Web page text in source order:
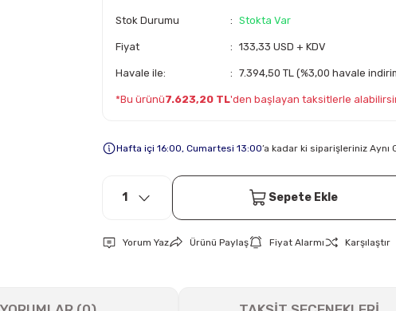
Stok Durumu Stokta Var
Fiyat 133,33 USD + KDV
Havale ile: 7.394,50 TL (%3,00 havale
*Bu ürünü7.623,20 TL'den başlayan taksitlerle
Hafta içi 16:00, Cumartesi 13:00’a kadar ki siparişleriniz Aynı
Sepete Ekle
Yorum Yaz Ürünü Paylaş Fiyat Alarmı Karşılaştır